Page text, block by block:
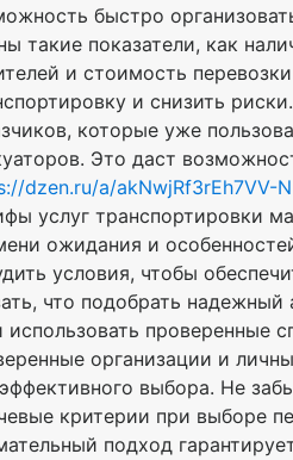
быстро
такие показатели, как
и стоимость
и снизить
которые уже
Это даст
dzen.ru/a/akNwjRf3rEh7VV-N
услуг транспортировки
ожидания и
условия, чтобы
что подобрать
использовать проверенные
организации и
выбора. Не
критерии при выборе
подход